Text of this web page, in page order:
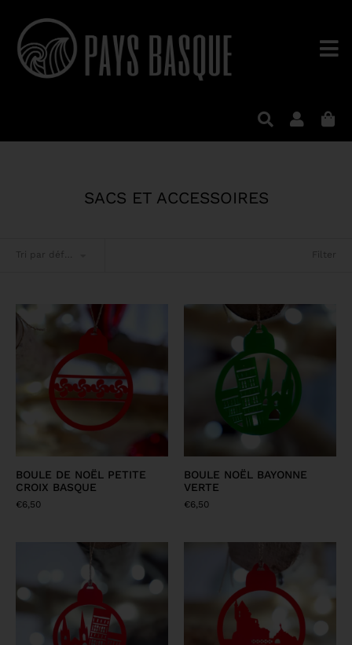
SACS ET ACCESSOIRES
Filter
BOULE DE NOËL PETITE
CROIX BASQUE
€6,50
BOULE NOËL BAYONNE
VERTE
€6,50